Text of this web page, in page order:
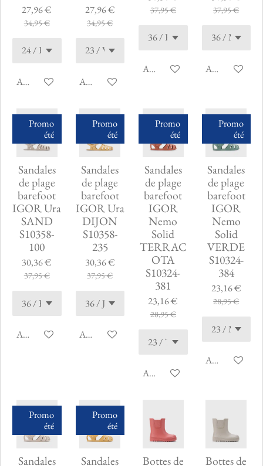
27,96 €
34,95 €
Ajouter au panier
27,96 €
34,95 €
Ajouter au panier
37,95 €
Ajouter au panier
37,95 €
Ajouter au
Promo
été
Sandales
de plage
barefoot
IGOR Ura
SAND
S10358-
100
30,36 €
37,95 €
Ajouter au panier
Promo
été
Sandales
de plage
barefoot
IGOR Ura
DIJON
S10358-
235
30,36 €
37,95 €
Ajouter au panier
Promo
été
Sandales
de plage
barefoot
IGOR
Nemo
Solid
TERRAC
OTA
S10324-
381
23,16 €
28,95 €
Ajouter au panier
Promo
été
Sandales
de plage
barefoot
IGOR
Nemo
Solid
VERDE
S10324-
384
23,16 €
28,95 €
Ajouter au
Promo
été
Sandales
Promo
été
Sandales
Bottes de
Bottes de